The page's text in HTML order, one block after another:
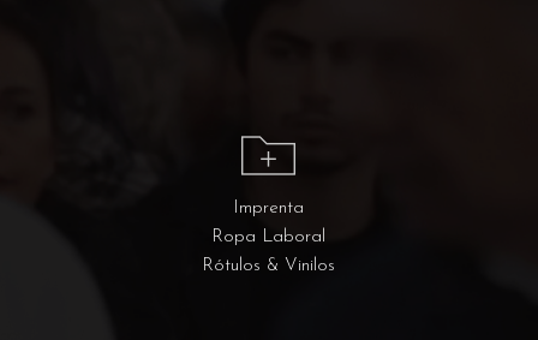
Imprenta
Ropa Laboral
Rótulos & Vinilos